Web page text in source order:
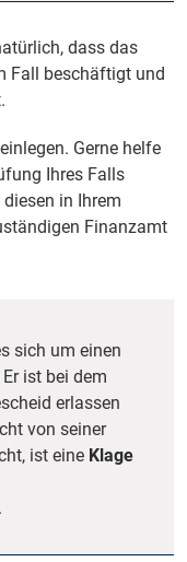
dass das
Fall beschäftigt und
Gerne helfe
Ihres Falls
in Ihrem
Finanzamt
sich um einen
Er ist bei dem
erlassen
von seiner
ist eine Klage